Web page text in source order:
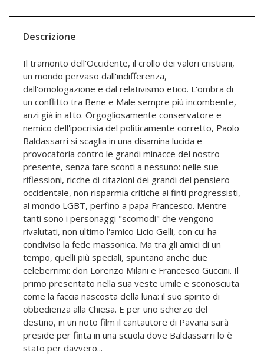
Descrizione
Il tramonto dell'Occidente, il crollo dei valori cristiani,
un mondo pervaso dall'indifferenza,
dall'omologazione e dal relativismo etico. L'ombra di
un conflitto tra Bene e Male sempre più incombente,
anzi già in atto. Orgogliosamente conservatore e
nemico dell'ipocrisia del politicamente corretto, Paolo
Baldassarri si scaglia in una disamina lucida e
provocatoria contro le grandi minacce del nostro
presente, senza fare sconti a nessuno: nelle sue
riflessioni, ricche di citazioni dei grandi del pensiero
occidentale, non risparmia critiche ai finti progressisti,
al mondo LGBT, perfino a papa Francesco. Mentre
tanti sono i personaggi "scomodi" che vengono
rivalutati, non ultimo l'amico Licio Gelli, con cui ha
condiviso la fede massonica. Ma tra gli amici di un
tempo, quelli più speciali, spuntano anche due
celeberrimi: don Lorenzo Milani e Francesco Guccini. Il
primo presentato nella sua veste umile e sconosciuta
come la faccia nascosta della luna: il suo spirito di
obbedienza alla Chiesa. E per uno scherzo del
destino, in un noto film il cantautore di Pavana sarà
preside per finta in una scuola dove Baldassarri lo è
stato per davvero...